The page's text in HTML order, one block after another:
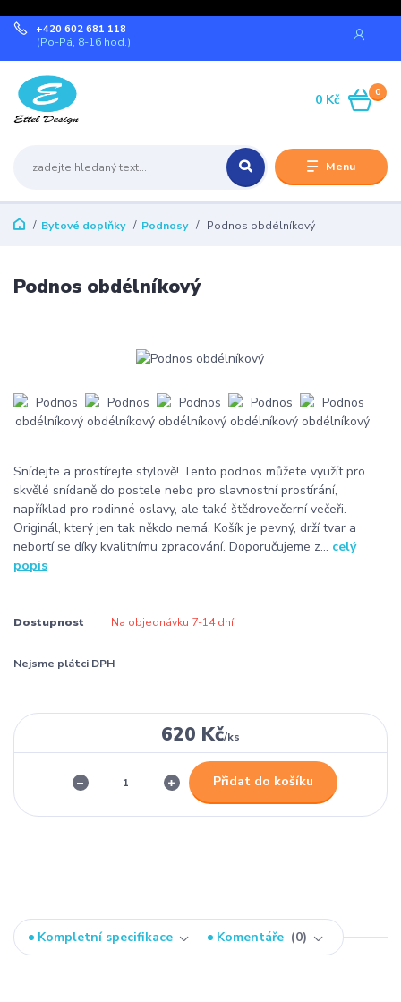
Menu
+420 602 681 118
(Po-Pá, 8-16 hod.)
0
0 Kč
Bytové doplňky Podnosy Podnos obdélníkový
Podnos obdélníkový
Snídejte a prostírejte stylově! Tento podnos můžete využít pro
skvělé snídaně do postele nebo pro slavnostní prostírání,
například pro rodinné oslavy, ale také štědrovečerní večeři.
Originál, který jen tak někdo nemá. Košík je pevný, drží tvar a
nebortí se díky kvalitnímu zpracování. Doporučujeme z... celý
popis
Dostupnost Na objednávku 7-14 dní
Nejsme plátci DPH
620 Kč/ks
Přidat do košíku
Kompletní specifikace Komentáře 0